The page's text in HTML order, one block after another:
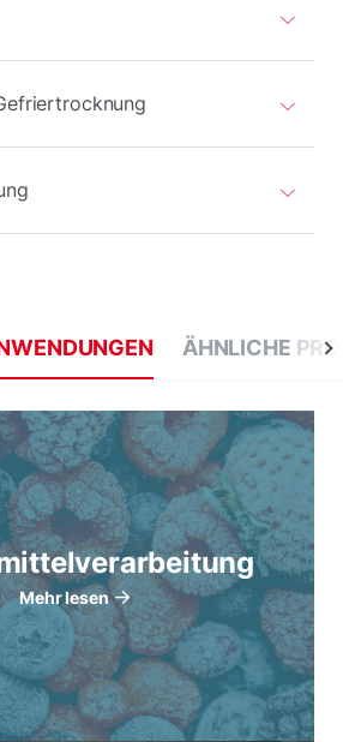
ÄHNLICHE
Mehr lesen